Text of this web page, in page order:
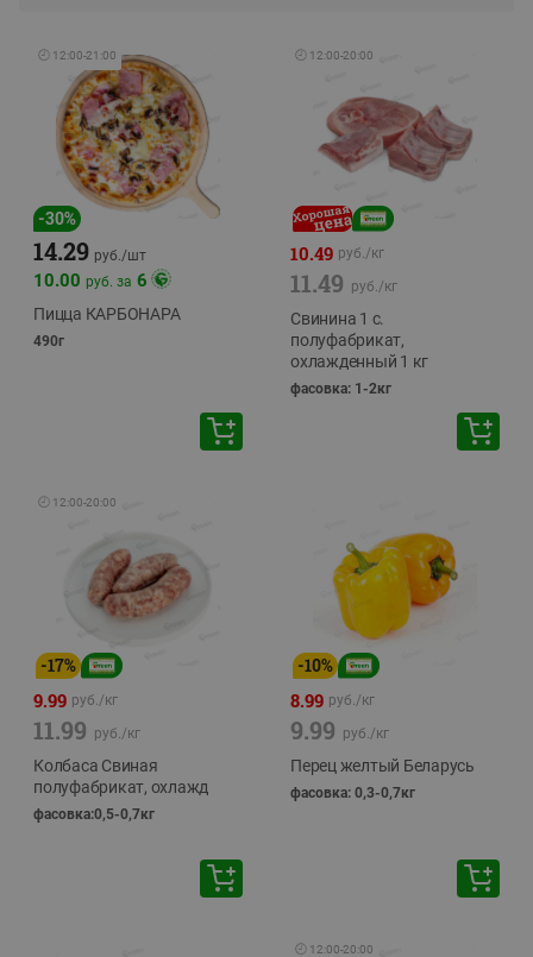
🕘 12:00-21:00
-30%
14.29 руб./шт
10.00 руб. за 6
Пицца КАРБОНАРА
490г
🕘 12:00-20:00
10.49 руб./кг
11.49 руб./кг
Свинина 1 с.
полуфабрикат,
охлажденный 1 кг
фасовка: 1-2кг
🕘 12:00-20:00
-17%
9.99 руб./кг
11.99 руб./кг
Колбаса Свиная
полуфабрикат, охлажд
фасовка:0,5-0,7кг
-10%
8.99 руб./кг
9.99 руб./кг
Перец желтый Беларусь
фасовка: 0,3-0,7кг
🕘 12:00-20:00